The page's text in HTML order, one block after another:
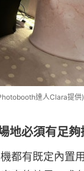
達人Clara提供)
地必須有足夠
都有既定內置